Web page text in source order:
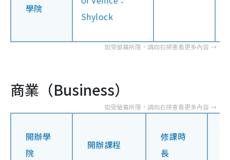
學院
Shylock
商業（Business）
開辦學
院
開辦課程
修課時
長